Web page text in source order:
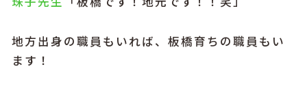
地方出身の職員もいれば、板橋育ちの職員もい
ます！